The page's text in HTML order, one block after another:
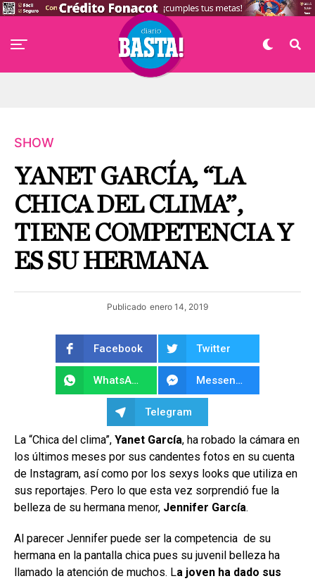
SHOW
YANET GARCÍA, “LA
CHICA DEL CLIMA”,
TIENE COMPETENCIA Y
ES SU HERMANA
Publicado enero 14, 2019
Facebook Twitter
WhatsApp Messenger
Telegram
La “Chica del clima”, Yanet García, ha robado la cámara en
los últimos meses por sus candentes fotos en su cuenta
de Instagram, así como por los sexys looks que utiliza en
sus reportajes. Pero lo que esta vez sorprendió fue la
belleza de su hermana menor, Jennifer García.
Al parecer Jennifer puede ser la competencia de su
hermana en la pantalla chica pues su juvenil belleza ha
llamado la atención de muchos. La joven ha dado sus